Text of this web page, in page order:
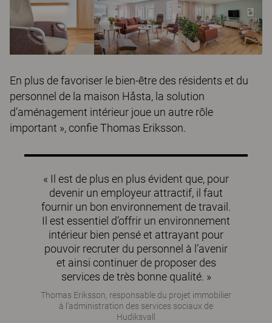
En plus de favoriser le bien-être des résidents et du
personnel de la maison Håsta, la solution
d’aménagement intérieur joue un autre rôle
important », confie Thomas Eriksson.
« Il est de plus en plus évident que, pour
devenir un employeur attractif, il faut
fournir un bon environnement de travail.
Il est essentiel d’offrir un environnement
intérieur bien pensé et attrayant pour
pouvoir recruter du personnel à l’avenir
et ainsi continuer de proposer des
services de très bonne qualité. »
Thomas Eriksson, responsable du projet immobilier
à l’administration des services sociaux de
Hudiksvall